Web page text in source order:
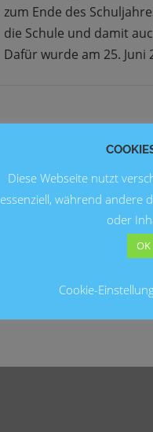
zum Ende des
die Schule und damit
Dafür wurde am 25.
Diese Webseite nutzt
essenziell, während andere
oder
OK
Cookie-